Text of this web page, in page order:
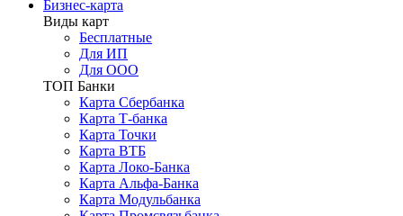
Бизнес-карта
Виды карт
Бесплатные
Для ИП
Для ООО
ТОП Банки
Карта Сбербанка
Карта Т-банка
Карта Точки
Карта ВТБ
Карта Локо-Банка
Карта Альфа-Банка
Карта Модульбанка